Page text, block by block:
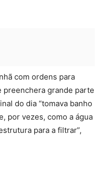
com ordens para
preenchera grande parte
do dia “tomava banho
por vezes, como a água
para a filtrar”,